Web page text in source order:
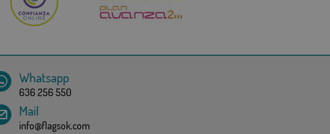
Whatsapp
636 256 550
Mail
info@flagsok.com